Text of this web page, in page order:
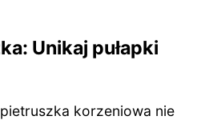
Unikaj pułapki
korzeniowa nie